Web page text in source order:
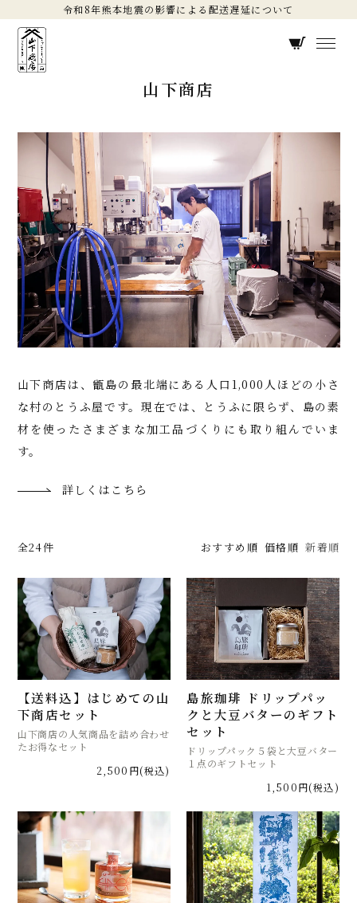
令和8年熊本地震の影響による配送遅延について
山下商店
山下商店は、甑島の最北端にある人口1,000人ほどの小さ
な村のとうふ屋です。現在では、とうふに限らず、島の素
材を使ったさまざまな加工品づくりにも取り組んでいま
す。
詳しくはこちら
全24件 おすすめ順 価格順 新着順
【送料込】はじめての山
下商店セット
山下商店の人気商品を詰め合わせ
たお得なセット
2,500円(税込)
島旅珈琲 ドリップパッ
クと大豆バターのギフト
セット
ドリップパック５袋と大豆バター
１点のギフトセット
1,500円(税込)